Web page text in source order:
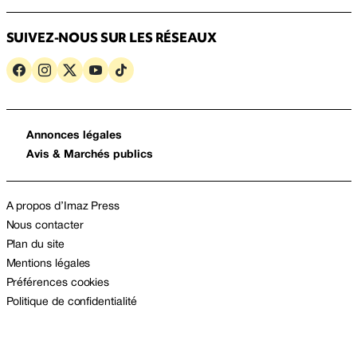
SUIVEZ-NOUS SUR LES RÉSEAUX
Annonces légales
Avis & Marchés publics
A propos d’Imaz Press
Nous contacter
Plan du site
Mentions légales
Préférences cookies
Politique de confidentialité